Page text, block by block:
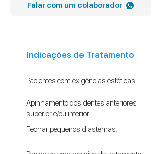
Falar com um colaborador
Indicações de Tratamento
Pacientes com exigências estéticas.
Apinhamento dos dentes anteriores
superior e/ou inferior.
Fechar pequenos diastemas.